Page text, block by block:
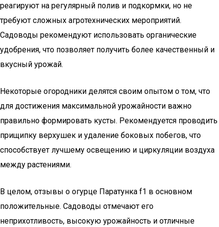
реагируют на регулярный полив и подкормки, но не
требуют сложных агротехнических мероприятий.
Садоводы рекомендуют использовать органические
удобрения, что позволяет получить более качественный и
вкусный урожай.
Некоторые огородники делятся своим опытом о том, что
для достижения максимальной урожайности важно
правильно формировать кусты. Рекомендуется проводить
прищипку верхушек и удаление боковых побегов, что
способствует лучшему освещению и циркуляции воздуха
между растениями.
В целом, отзывы о огурце Паратунка f1 в основном
положительные. Садоводы отмечают его
неприхотливость, высокую урожайность и отличные